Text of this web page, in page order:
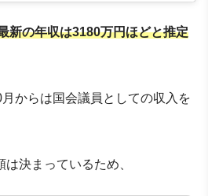
新の年収は3180万円ほどと推定
からは国会議員としての収入を
決まっているため、